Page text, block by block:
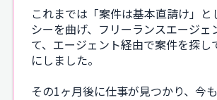
これまでは「案件は基本直請け」と
シーを曲げ、フリーランスエージェ
て、エージェント経由で案件を探し
にしました。
その1ヶ月後に仕事が見つかり、今